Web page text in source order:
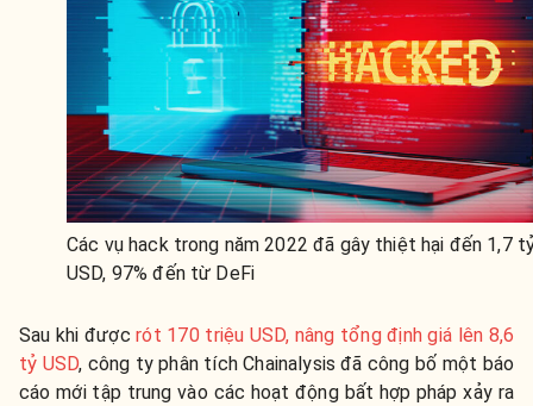
Các vụ hack trong năm 2022 đã gây thiệt hại đến 1,7
USD, 97% đến từ DeFi
Sau khi đượcrót 170 triệu USD, nâng tổng định giá lên 8,6
tỷ USD, công ty phân tích Chainalysis đã công bố một báo
cáo mới tập trung vào các hoạt động bất hợp pháp xảy ra